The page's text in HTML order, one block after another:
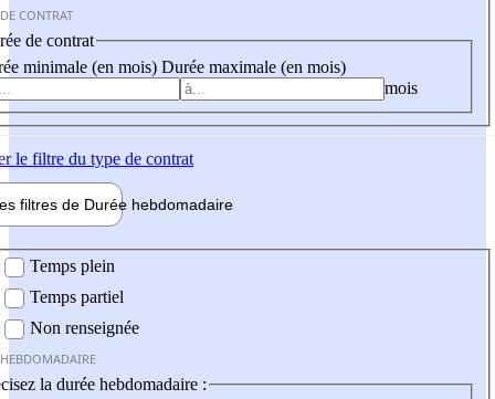
CONTRAT
de contrat
minimale (en mois) Durée maximale (en mois)
mois
le filtre du type de contrat
filtres de Durée hebdomadaire
Temps plein
Temps partiel
Non renseignée
la durée hebdomadaire :